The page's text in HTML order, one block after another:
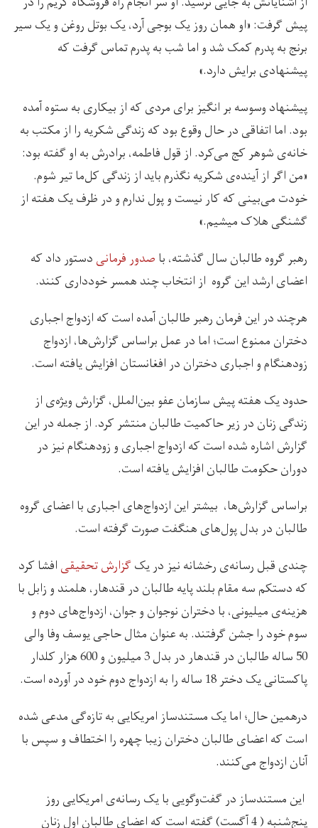
پیش گرفت: «او همان روز یک بوجی آرد، یک بوتل روغن و یک سیر
برنج به پدرم کمک شد و اما شب به پدرم تماس گرفت که
پیشنهادی برایش دارد.»
پیشنهاد وسوسه بر انگیز برای مردی که از بیکاری به ستوه آمده
بود. اما اتفاقی در حال وقوع بود که زندگی شکریه را از مکتب به
خانه‌ی شوهر کج می‌کرد. از قول فاطمه، برادرش به او گفته بود:
«من اگر از آینده‌ی شکریه نگذرم باید از زندگی کل‌ما تیر شوم.
خودت می‌بینی که کار نیست و پول ندارم و در ظرف یک هفته از
گشنگی هلاک میشیم.»
رهبر گروه طالبان سال گذشته، باصدور فرمانیدستور داد که
اعضای ارشد این گروه از انتخاب چند همسر خودداری کنند.
هرچند در این فرمان رهبر طالبان آمده است که ازدواج اجباری
دختران ممنوع است؛‌ اما در عمل براساس گزارش‌ها، ازدواج
زودهنگام و اجباری دختران در افغانستان افزایش یافته است.
حدود یک هفته پیش سازمان عفو بین‌الملل، گزارش ویژه‌ی از
زندگی زنان در زیر حاکمیت طالبان منتشر کرد. از جمله در این
گزارش اشاره شده است که ازدواج اجباری و زودهنگام نیز در
دوران حکومت طالبان افزایش یافته است.
براساس گزارش‌ها، بیشتر این ازدواج‌های اجباری با اعضای گروه
طالبان در بدل پول‌های هنگفت صورت گرفته است.
چندی قبل رسانه‌ی رخشانه نیز در یکگزارش تحقیقیافشا کرد
که دستکم سه مقام بلند پایه طالبان در قندهار، هلمند و زابل با
هزینه‌ی میلیونی، با دختران نوجوان و جوان، ازدواج‌های دوم و
سوم خود را جشن گرفتند. به عنوان مثال حاجی یوسف وفا والی
50 ساله طالبان در قندهار در بدل 3 میلیون و 600 هزار کلدار
پاکستانی یک دختر 18 ساله را به ازدواج دوم خود در آورده است.
درهمین حال؛ اما یک مستندساز امریکایی به تازه‌گی مدعی شده
است که اعضای طالبان دختران زیبا چهره را اختطاف و سپس با
آنان ازدواج می‌کنند.
این مستندساز در گفت‌وگویی با یک رسانه‌ی امریکایی روز
پنج‌شنبه ( 4 آگست) گفته است که اعضای طالبان اول زنان